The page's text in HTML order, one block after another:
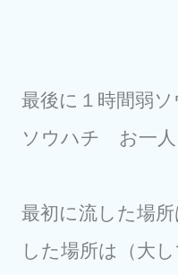
最後に１時間弱ソ
ソウハチ お一人
最初に流した場
した場所は（大